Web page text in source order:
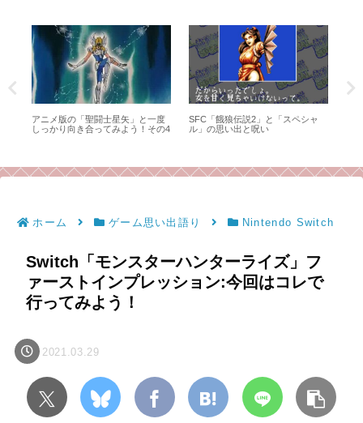
ネオジオCDの愛憎入り乱れる思い
出。こんなハードは他になかっ
キン肉マン第521話「12本の腕の
行方‼の巻」感想・2部構成。アシ
ホーム ゲーム思い出語り Nintendo Switch
Switch「モンスターハンターライズ」フ
ァーストインプレッション:今回はコレで
行ってみよう！
2021.03.29